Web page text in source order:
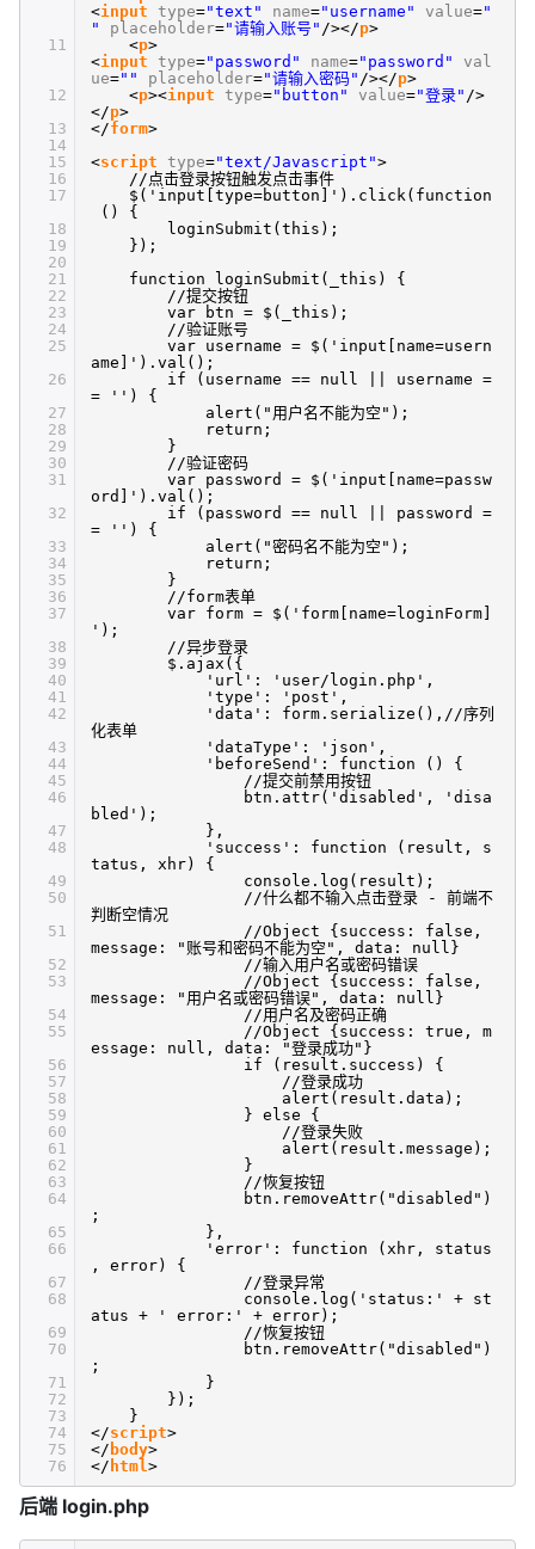
11
12
13
14
15
16
17
18
19
20
21
22
23
24
25
26
27
28
29
30
31
32
33
34
35
36
37
38
39
40
41
42
43
44
45
46
47
48
49
50
51
52
53
54
55
56
57
58
59
60
61
62
63
64
65
66
67
68
69
70
71
72
73
74
75
76
<input type="text" name="username" value="
"
placeholder="请输入账号" /></p>
<p>
<input type="password" name="password"
val
ue="" placeholder="请输入密码" /></p>
<p><input type="button" value="登录" />
</p>
</form>
<script type="text/Javascript">
//点击登录按钮触发点击事件
$('input[type=button]').click(function
() {
loginSubmit(this);
});
function loginSubmit(_this) {
//提交按钮
var btn = $(_this);
//验证账号
var username = $('input[name=usern
ame]').val();
if (username == null || username =
= '') {
alert("用户名不能为空");
return;
}
//验证密码
var password = $('input[name=passw
ord]').val();
if (password == null || password =
= '') {
alert("密码名不能为空");
return;
}
//form表单
var form = $('form[name=loginForm]
');
//异步登录
$.ajax({
'url': 'user/login.php',
'type': 'post',
'data': form.serialize(),//序列
化表单
'dataType': 'json',
'beforeSend': function () {
//提交前禁用按钮
btn.attr('disabled', 'disa
bled');
},
'success': function (result, s
tatus, xhr) {
console.log(result);
//什么都不输入点击登录 - 前端不
判断空情况
//Object {success: false,
message: "账号和密码不能为空", data: null}
//输入用户名或密码错误
//Object {success: false,
message: "用户名或密码错误", data: null}
//用户名及密码正确
//Object {success: true, m
essage: null, data: "登录成功"}
if (result.success) {
//登录成功
alert(result.data);
} else {
//登录失败
alert(result.message);
}
//恢复按钮
btn.removeAttr("disabled")
;
},
'error': function (xhr, status
, error) {
//登录异常
console.log('status:' + st
atus + ' error:' + error);
//恢复按钮
btn.removeAttr("disabled")
;
}
});
}
</script>
</ body>
</ html>
后端 login.php